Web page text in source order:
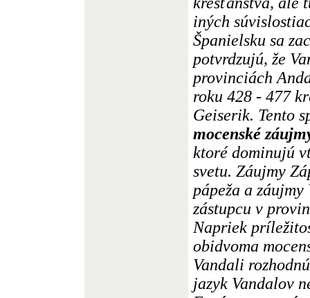
iných
Španielsku sa
potvrdzujú, že
provinciách
roku 428 - 477
Geiserik. Tento
mocenské
ktoré dominujú
svetu. Záujmy
pápeža a
zástupcu v
Napriek
obidvoma
Vandali
jazyk Vandalov